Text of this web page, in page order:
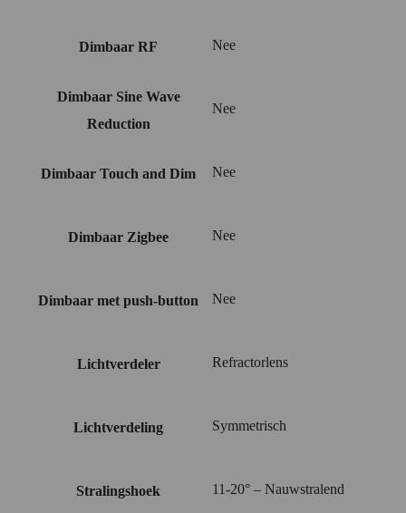
Dimbaar RF Nee
Dimbaar Sine Wave
Reduction
Nee
Dimbaar Touch and Dim Nee
Dimbaar Zigbee Nee
Dimbaar met push-button Nee
Lichtverdeler Refractorlens
Lichtverdeling Symmetrisch
Stralingshoek 11-20° – Nauwstralend